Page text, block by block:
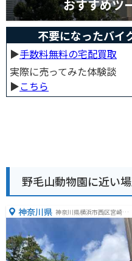
おすすめツ
不要になったバイ
▶︎手数料無料の宅配買取
実際に売ってみた体験談
▶︎こちら
野毛山動物園に近い
神奈川県 神奈川県横浜市西区宮崎町